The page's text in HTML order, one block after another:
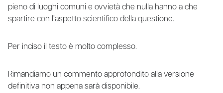
pieno di luoghi comuni e ovvietà che nulla hanno a che
spartire con l’aspetto scientifico della questione.
Per inciso il testo è molto complesso.
Rimandiamo un commento approfondito alla versione
definitiva non appena sarà disponibile.